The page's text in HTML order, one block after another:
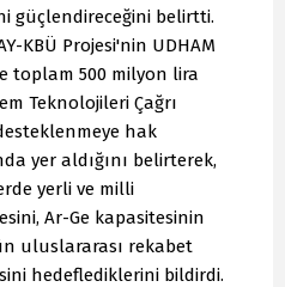
güçlendireceğini belirtti.
KBÜ Projesi'nin UDHAM
toplam 500 milyon lira
Teknolojileri Çağrı
hak
yer aldığını belirterek,
yerli ve milli
Ar-Ge kapasitesinin
uluslararası rekabet
hedeflediklerini bildirdi.